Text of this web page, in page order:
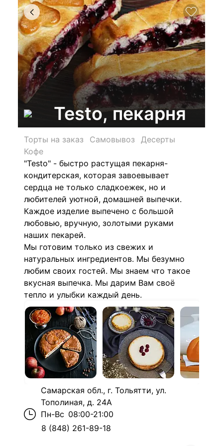
Testo, пекарня
Торты на заказ Самовывоз
Десерты
Кофе
"Testo" - быстро растущая пекарня-
кондитерская, которая завоевывает
сердца не только сладкоежек, но и
любителей уютной, домашней выпечки.
Каждое изделие выпечено с большой
любовью, вручную, золотыми руками
наших пекарей.
Мы готовим только из свежих и
натуральных ингредиентов. Мы безумно
любим своих гостей. Мы знаем что такое
вкусная выпечка. Мы дарим Вам своё
тепло и улыбки каждый день.
Самарская обл., г. Тольятти, ул.
Тополиная, д. 24А
Пн-Вс 08:00-21:00
8 (848) 261-89-18